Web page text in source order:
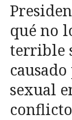
qué no
terrible
sexual